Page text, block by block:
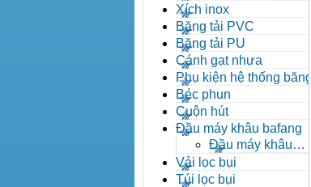
Xích inox
Băng tải PVC
Băng tải PU
Cánh gạt nhựa
Phụ kiện hệ thống băng
Béc phun
Cuộn hút
Đầu máy khâu bafang
Đầu máy khâu
Bafang
Vải lọc bụi
Túi lọc bụi